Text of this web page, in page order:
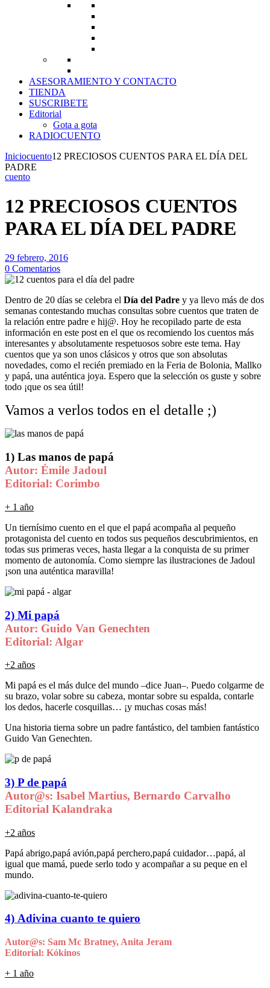
ASESORAMIENTO Y CONTACTO
TIENDA
SUSCRIBETE
Editorial
Gota a gota
RADIOCUENTO
Iniciocuento12 PRECIOSOS CUENTOS PARA EL DÍA DEL
PADRE
cuento
12 PRECIOSOS CUENTOS
PARA EL DÍA DEL PADRE
29 febrero, 2016
0 Comentarios
Dentro de 20 días se celebra el Día del Padre y ya llevo más de dos
semanas contestando muchas consultas sobre cuentos que traten de
la relación entre padre e hij@. Hoy he recopilado parte de esta
información en este post en el que os recomiendo los cuentos más
interesantes y absolutamente respetuosos sobre este tema. Hay
cuentos que ya son unos clásicos y otros que son absolutas
novedades, como el recién premiado en la Feria de Bolonia, Mallko
y papá, una auténtica joya. Espero que la selección os guste y sobre
todo ¡que os sea útil!
Vamos a verlos todos en el detalle ;)
1) Las manos de papá
Autor: Émile Jadoul
Editorial: Corimbo
+ 1 año
Un tiernísimo cuento en el que el papá acompaña al pequeño
protagonista del cuento en todos sus pequeños descubrimientos, en
todas sus primeras veces, hasta llegar a la conquista de su primer
momento de autonomía. Como siempre las ilustraciones de Jadoul
¡son una auténtica maravilla!
2) Mi papá
Autor: Guido Van Genechten
Editorial: Algar
+2 años
Mi papá es el más dulce del mundo –dice Juan–. Puedo colgarme de
su brazo, volar sobre su cabeza, montar sobre su espalda, contarle
los dedos, hacerle cosquillas… ¡y muchas cosas más!
Una historia tierna sobre un padre fantástico, del tambien fantástico
Guido Van Genechten.
3) P de papá
Autor@s: Isabel Martius, Bernardo Carvalho
Editorial Kalandraka
+2 años
Papá abrigo,papá avión,papá perchero,papá cuidador…papá, al
igual que mamá, puede serlo todo y acompañar a su peque en el
mundo.
4) Adivina cuanto te quiero
Autor@s: Sam Mc Bratney, Anita Jeram
Editorial: Kókinos
+ 1 año